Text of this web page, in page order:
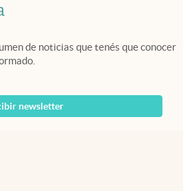
de noticias que tenés que conocer
newsletter